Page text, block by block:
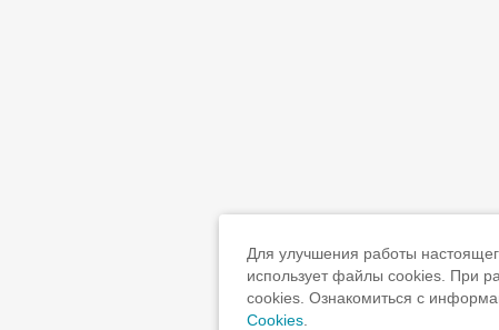
Для улучшения работы
использует файлы cookies. При
cookies. Ознакомиться с
Cookies